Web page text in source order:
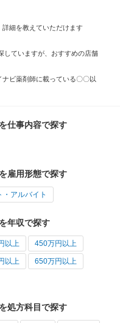
詳細を教えていただけます
していますが、おすすめの店舗
ナビ薬剤師に載っている〇〇以
仕事内容で探す
雇用形態で探す
・アルバイト
年収で探す
以上 450万円以上
以上 650万円以上
処方科目で探す